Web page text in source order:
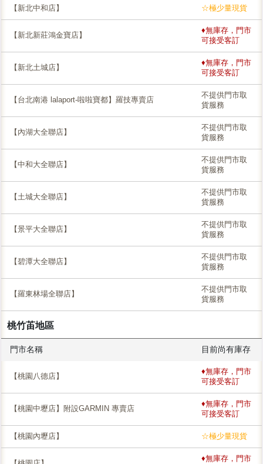
【新北中和店】 ☆極少量現貨
【新北新莊鴻金寶店】
♦無庫存，門市
可接受客訂
【新北土城店】
♦無庫存，門市
可接受客訂
【台北南港 lalaport-啦啦寶都】羅技專賣店
不提供門市取
貨服務
【內湖大全聯店】
不提供門市取
貨服務
【中和大全聯店】
不提供門市取
貨服務
【土城大全聯店】
不提供門市取
貨服務
【景平大全聯店】
不提供門市取
貨服務
【碧潭大全聯店】
不提供門市取
貨服務
【羅東林場全聯店】
不提供門市取
貨服務
桃竹苖地區
門市名稱 目前尚有庫存
【桃園八德店】
♦無庫存，門市
可接受客訂
【桃園中壢店】附設GARMIN 專賣店
♦無庫存，門市
可接受客訂
【桃園內壢店】 ☆極少量現貨
♦無庫存，門市